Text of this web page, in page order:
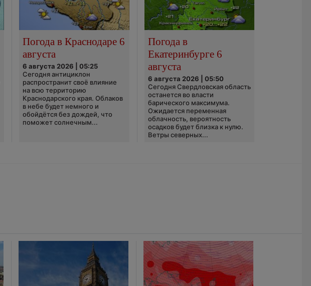
Погода в Краснодаре 6
августа
6 августа 2026 | 05:25
Сегодня антициклон
распространит своё влияние
на всю территорию
Краснодарского края. Облаков
в небе будет немного и
обойдётся без дождей, что
поможет солнечным...
Погода в
Екатеринбурге 6
августа
6 августа 2026 | 05:50
Сегодня Свердловская область
останется во власти
барического максимума.
Ожидается переменная
облачность, вероятность
осадков будет близка к нулю.
Ветры северных...